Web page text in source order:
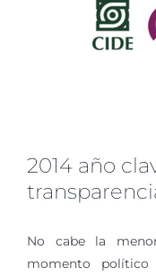
2014 año
No cabe la
momento